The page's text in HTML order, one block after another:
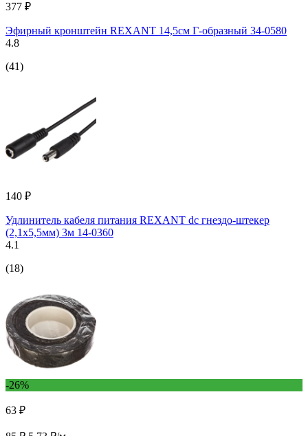
377 ₽
Эфирный кронштейн REXANT 14,5см Г-образный 34-0580
4.8
(41)
140 ₽
Удлинитель кабеля питания REXANT dc гнездо-штекер
(2,1x5,5мм) 3м 14-0360
4.1
(18)
-26%
63 ₽